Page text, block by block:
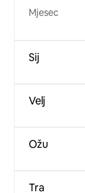
Mjesec
Sij
Velj
Ožu
Tra